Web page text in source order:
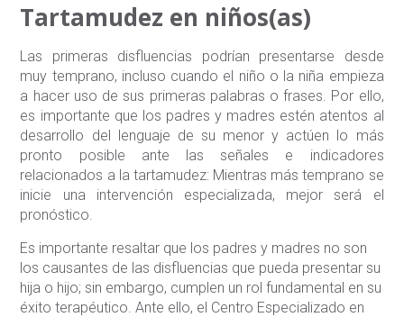
Tartamudez en niños(as)
Las primeras disfluencias podrían presentarse desde
muy temprano, incluso cuando el niño o la niña empieza
a hacer uso de sus primeras palabras o frases. Por ello,
es importante que los padres y madres estén atentos al
desarrollo del lenguaje de su menor y actúen lo más
pronto posible ante las señales e indicadores
relacionados a la tartamudez: Mientras más temprano se
inicie una intervención especializada, mejor será el
pronóstico.
Es importante resaltar que los padres y madres no son
los causantes de las disfluencias que pueda presentar su
hija o hijo; sin embargo, cumplen un rol fundamental en su
éxito terapéutico. Ante ello, el Centro Especializado en